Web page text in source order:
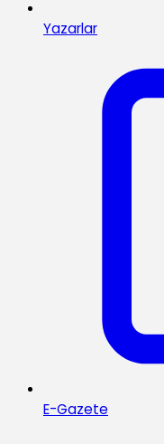
Yazarlar
E-Gazete